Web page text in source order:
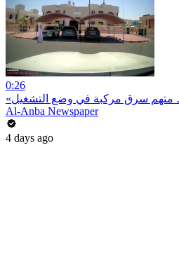
0:26
متهم سرق مركبة في وضع التشغيل
Al-Anba Newspaper
4 days ago